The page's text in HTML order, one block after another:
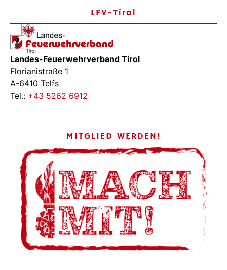
LFV-Tirol
Landes-Feuerwehrverband Tirol
Florianistraße 1
A-6410 Telfs
Tel.: +43 5262 6912
MITGLIED WERDEN!